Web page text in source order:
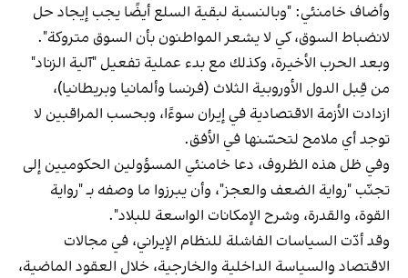
وأضاف خامنئي: "وبالنسبة لبقية السلع أيضًا يجب إيجاد حل
لانضباط السوق، كي لا يشعر المواطنون بأن السوق متروكة".
وبعد الحرب الأخيرة، وكذلك مع بدء عملية تفعيل "آلية الزناد"
من قِبل الدول الأوروبية الثلاث (فرنسا وألمانيا وبريطانيا)،
ازدادت الأزمة الاقتصادية في إيران سوءًا، وبحسب المراقبين لا
توجد أي ملامح لتحسّنها في الأفق.
وفي ظل هذه الظروف، دعا خامنئي المسؤولين الحكوميين إلى
تجنّب "رواية الضعف والعجز"، وأن يبرزوا ما وصفه بـ "رواية
القوة، والقدرة، وشرح الإمكانات الواسعة للبلاد".
وقد أدّت السياسات الفاشلة للنظام الإيراني، في مجالات
الاقتصاد والسياسة الداخلية والخارجية، خلال العقود الماضية،